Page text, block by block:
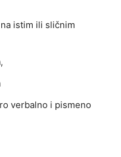
istim ili sličnim
verbalno i pismeno